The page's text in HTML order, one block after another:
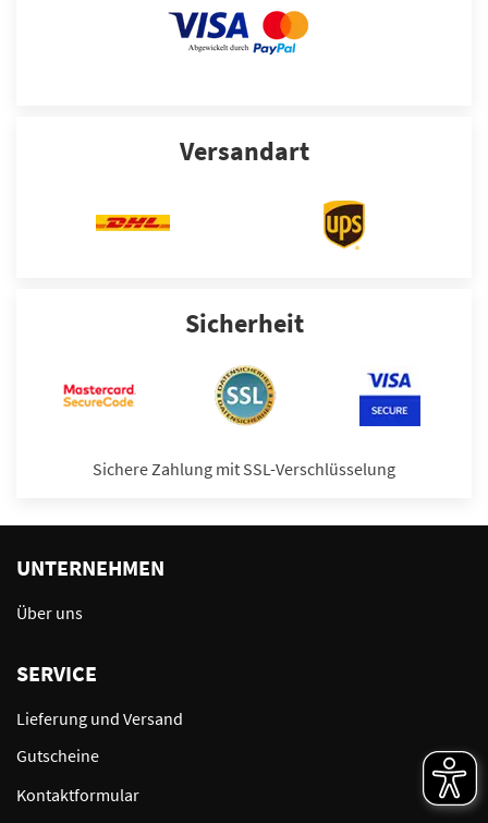
Versandart
Sicherheit
Sichere Zahlung mit SSL-Verschlüsselung
UNTERNEHMEN
Über uns
SERVICE
Lieferung und Versand
Gutscheine
Kontaktformular